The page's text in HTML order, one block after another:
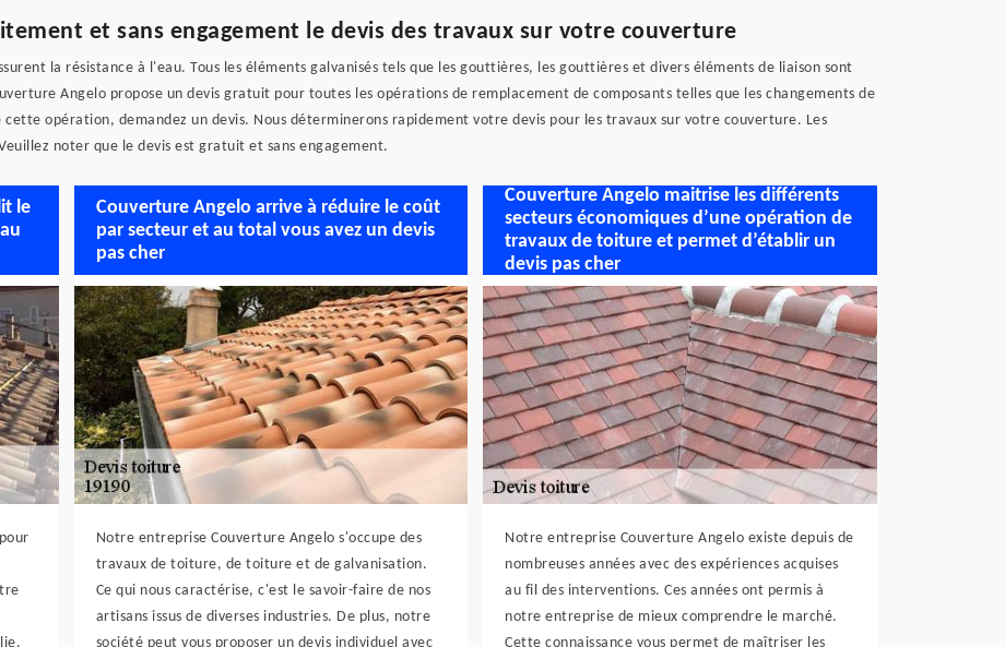
et sans engagement le devis des travaux sur votre couverture
la résistance à l'eau. Tous les éléments galvanisés tels que les gouttières, les gouttières et divers éléments de liaison sont
Angelo propose un devis gratuit pour toutes les opérations de remplacement de composants telles que les changements de
opération, demandez un devis. Nous déterminerons rapidement votre devis pour les travaux sur votre couverture. Les
noter que le devis est gratuit et sans engagement.
le
Couverture Angelo arrive à réduire le coût
par secteur et au total vous avez un devis
pas cher
Notre entreprise Couverture Angelo s'occupe des
travaux de toiture, de toiture et de galvanisation.
Ce qui nous caractérise, c'est le savoir-faire de nos
artisans issus de diverses industries. De plus, notre
société peut vous proposer un devis individuel avec
Couverture Angelo maitrise les différents
secteurs économiques d’une opération de
travaux de toiture et permet d’établir un
devis pas cher
Notre entreprise Couverture Angelo existe depuis de
nombreuses années avec des expériences acquises
au fil des interventions. Ces années ont permis à
notre entreprise de mieux comprendre le marché.
Cette connaissance vous permet de maîtriser les